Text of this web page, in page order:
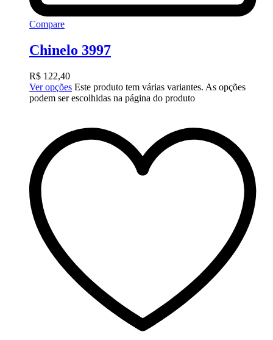
Compare
Chinelo 3997
R$ 122,40
Ver opções Este produto tem várias variantes. As opções
podem ser escolhidas na página do produto